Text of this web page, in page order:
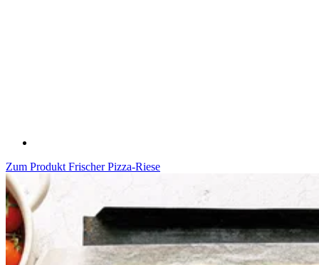
Zum Produkt Frischer Pizza-Riese